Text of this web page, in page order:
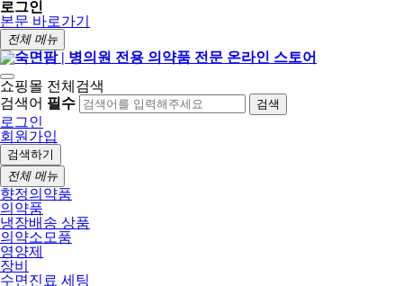
로그인
본문 바로가기
전체 메뉴
쇼핑몰 전체검색
검색어 필수 검색
로그인
회원가입
검색하기
전체 메뉴
향정의약품
의약품
냉장배송 상품
의약소모품
영양제
장비
수면진료 세팅